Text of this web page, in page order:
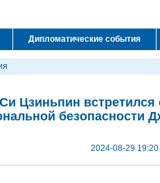
Дипломатические события
Цзиньпин
безопасности
2024-08-29 19:20